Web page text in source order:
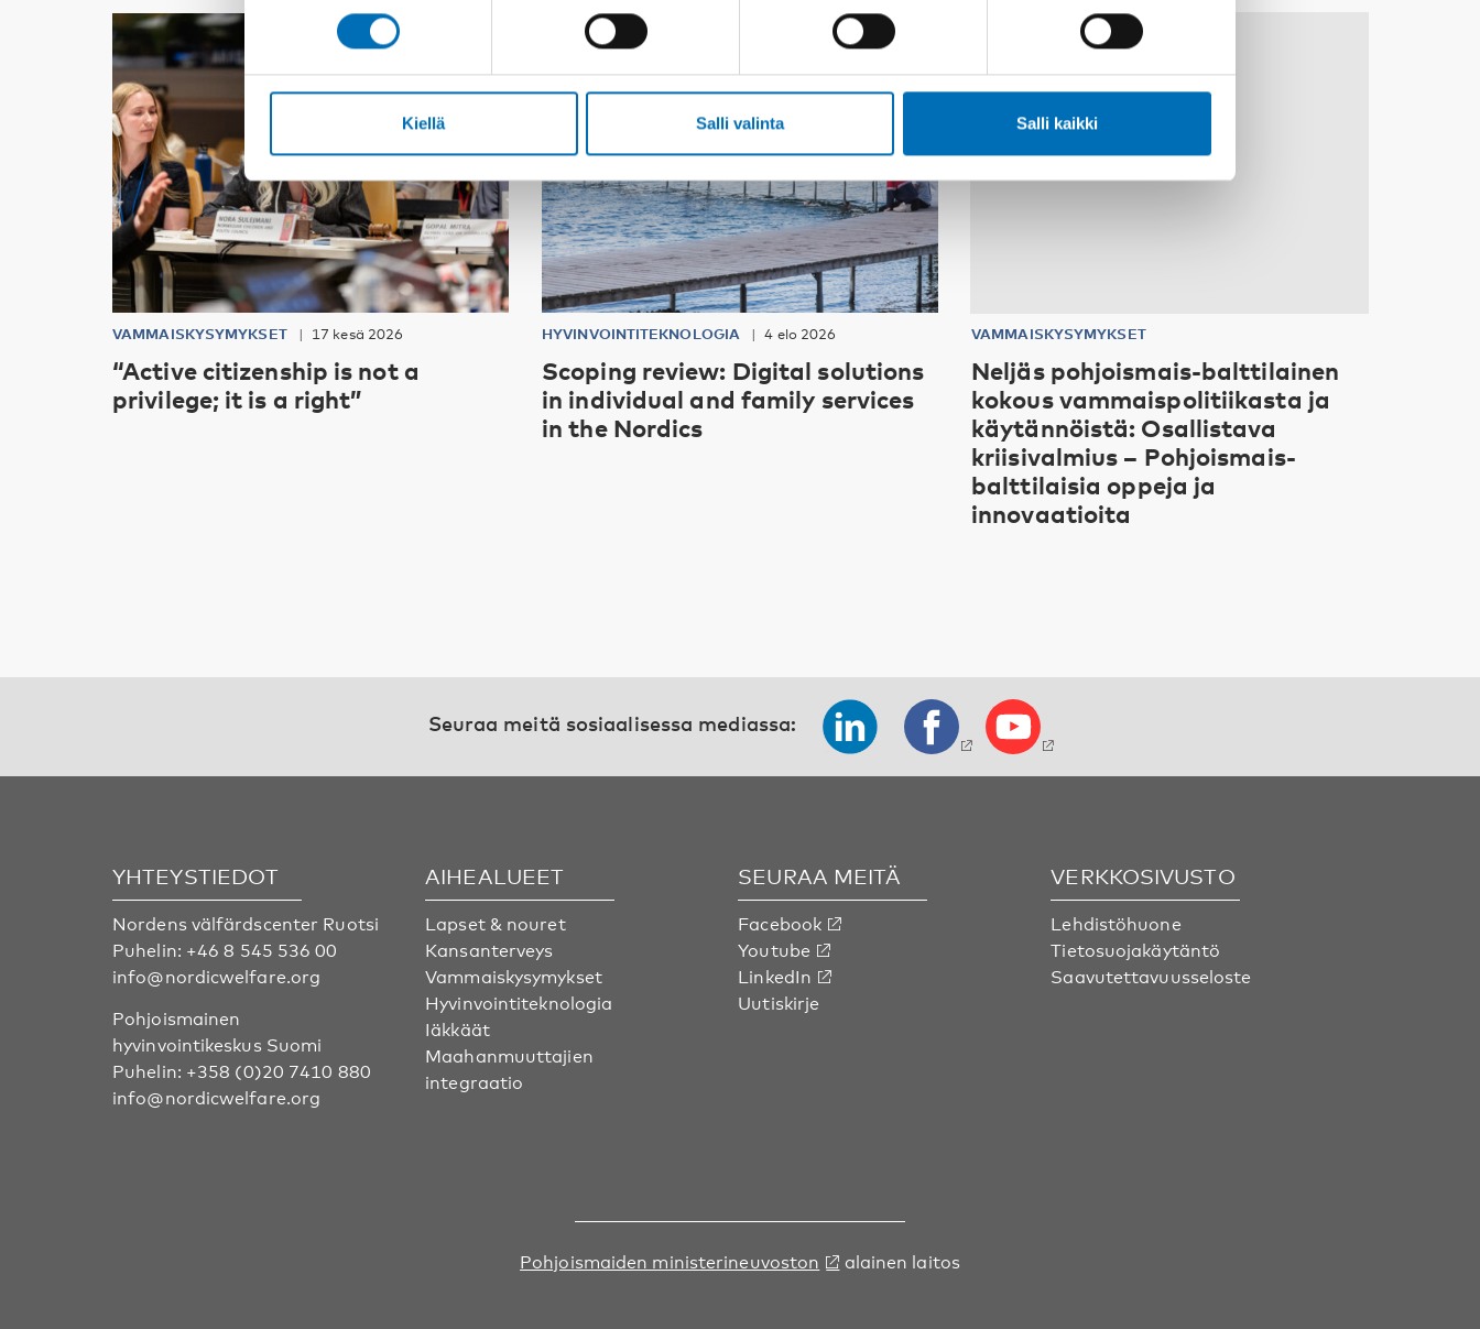
Kiellä Salli valinta Salli kaikki
VAMMAISKYSYMYKSET 17 kesä 2026
“Active citizenship is not a
privilege; it is a right”
HYVINVOINTITEKNOLOGIA 4 elo 2026
Scoping review: Digital solutions
in individual and family services
in the Nordics
MARRAS
VAMMAISKYSYMYKSET
Neljäs pohjoismais-balttilainen
kokous vammaispolitiikasta ja
käytännöistä: Osallistava
kriisivalmius – Pohjoismais-
balttilaisia oppeja ja
innovaatioita
Seuraa meitä sosiaalisessa mediassa:
YHTEYSTIEDOT
Nordens välfärdscenter Ruotsi
Puhelin: +46 8 545 536 00
info@nordicwelfare.org
Pohjoismainen
hyvinvointikeskus Suomi
Puhelin: +358 (0)20 7410 880
info@nordicwelfare.org
AIHEALUEET
Lapset & nouret
Kansanterveys
Vammaiskysymykset
Hyvinvointiteknologia
Iäkkäät
Maahanmuuttajien
integraatio
SEURAA MEITÄ
Facebook
Youtube
LinkedIn
Uutiskirje
VERKKOSIVUSTO
Lehdistöhuone
Tietosuojakäytäntö
Saavutettavuusseloste
Pohjoismaiden ministerineuvoston alainen laitos